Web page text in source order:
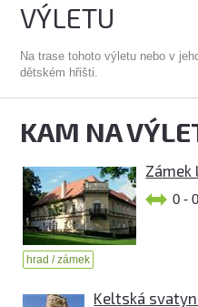
VÝLETU
Na trase tohoto výletu nebo v
dětském hřišti.
KAM NA
Zámek
0 -
hrad / zámek
Keltská